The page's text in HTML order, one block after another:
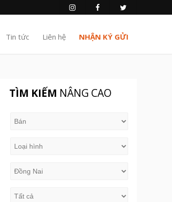
Tin tức Liên hệ NHẬN KÝ GỬI
TÌM KIẾM NÂNG CAO